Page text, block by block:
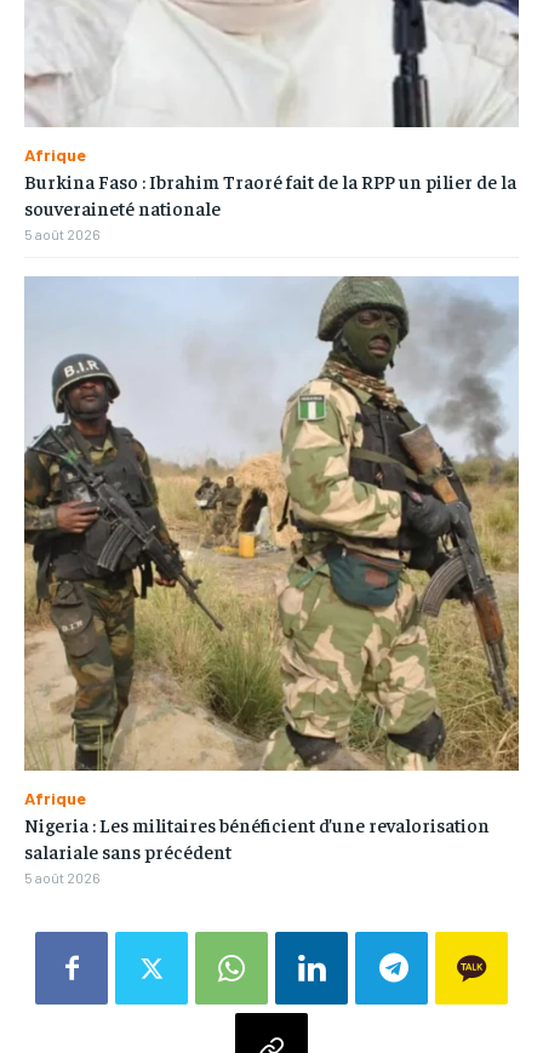
Afrique
Burkina Faso : Ibrahim Traoré fait de la RPP un pilier de la
souveraineté nationale
5 août 2026
Afrique
Nigeria : Les militaires bénéficient d’une revalorisation
salariale sans précédent
5 août 2026